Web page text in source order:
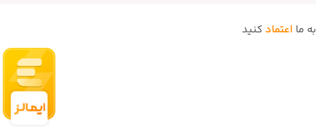
به ما اعتماد کنید